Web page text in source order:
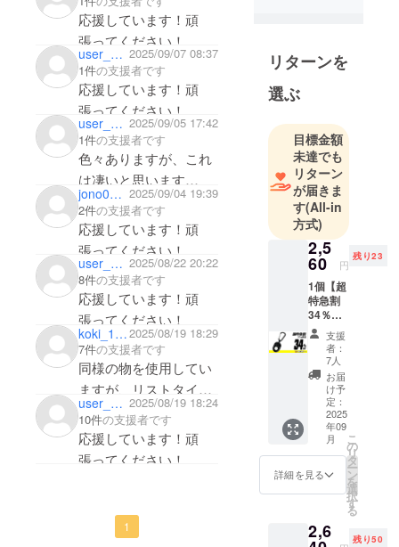
応援しています！頑
張ってください！
user_5b9b37184e34 2025/09/07 08:37
1件の支援者です
応援しています！頑
張ってください！
user_5374e5a67124 2025/09/05 17:42
1件の支援者です
色々ありますが、これ
は凄いと思います
もっと皆んなが助かる
ように頑張って頂きた
いです
jono0821 2025/09/04 19:39
2件の支援者です
応援しています！頑
張ってください！
user_4e8e92a42ae4 2025/08/22 20:22
8件の支援者です
応援しています！頑
張ってください！
koki_19712025/08/19 18:29
7件の支援者です
同様の物を使用してい
ますが、リストタイプ
も試したくなりまし
た。使用して実感でき
るか楽しみです。何せ
user_b5ddcd350844 2025/08/19 18:24
10件の支援者です
応援しています！頑
張ってください！
楽しみにしてます。
1
持つプロダ
クトを発掘
し、日本の
イフスタイ
ルをより豊
かなものに
することに
努めます。
また、高品
質で魅力的
な商品を提
供するだけ
でなく、お
客様に寄り
添ったカス
ポートや迅
サービスを
提供するこ
とを心が
け、貿易事
実践してい
リターンを
選ぶ
目標金額
未達でも
リターン
が届きま
す(All-in
方式)
2,5
60 円
残り23
1個【超
特急割
34％OF
F】30名
限定 一
般販売
予定価
3,875円
2,560円
（税・
送料
込）
【内
容】 ■
結界 × 1
※①②を
支援
者：
7人
お届
け予
定：
2025
年09
月
詳細を見る
こ
の
リ
タ
ー
ン
を
選
択
す
る
2,6 残り50